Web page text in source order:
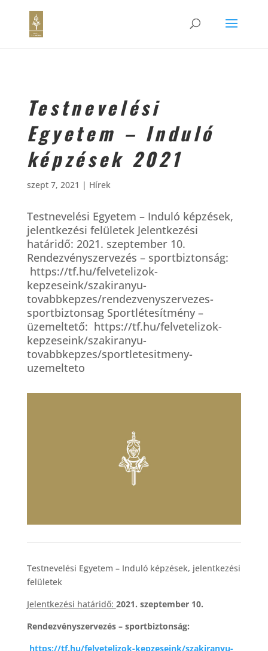
Testnevelési
Egyetem – Induló
képzések 2021
szept 7, 2021 | Hírek
Testnevelési Egyetem – Induló képzések,
jelentkezési felületek Jelentkezési
határidő: 2021. szeptember 10.
Rendezvényszervezés – sportbiztonság:
https://tf.hu/felvetelizok-
kepzeseink/szakiranyu-
tovabbkepzes/rendezvenyszervezes-
sportbiztonsag Sportlétesítmény –
üzemeltető: https://tf.hu/felvetelizok-
kepzeseink/szakiranyu-
tovabbkepzes/sportletesitmeny-
uzemelteto
Testnevelési Egyetem – Induló képzések, jelentkezési
felületek
Jelentkezési határidő: 2021. szeptember 10.
Rendezvényszervezés – sportbiztonság:
https://tf.hu/felvetelizok-kepzeseink/szakiranyu-